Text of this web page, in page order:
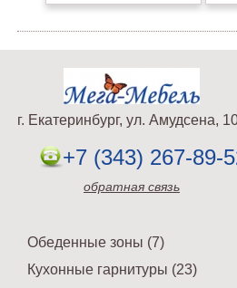
г. Екатеринбург, ул. Амудсена,
+7 (343) 267-89-
обратная связь
Обеденные зоны (7)
Кухонные гарнитуры (23)